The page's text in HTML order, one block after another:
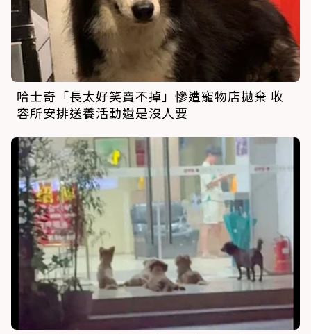
哈士奇「長太好笑賣不掉」慘遭寵物店拋棄 收
容所安排送養活動還是沒人要